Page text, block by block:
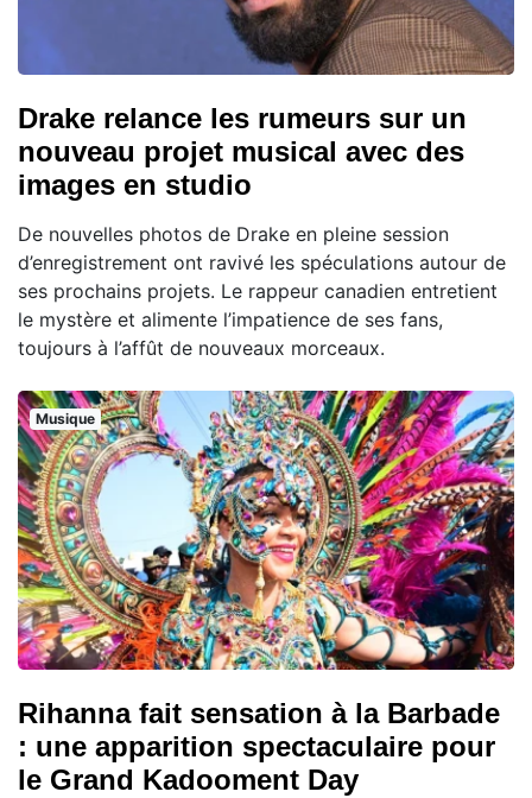
Drake relance les rumeurs sur un
nouveau projet musical avec des
images en studio
De nouvelles photos de Drake en pleine session
d’enregistrement ont ravivé les spéculations autour de
ses prochains projets. Le rappeur canadien entretient
le mystère et alimente l’impatience de ses fans,
toujours à l’affût de nouveaux morceaux.
Musique
Rihanna fait sensation à la Barbade
: une apparition spectaculaire pour
le Grand Kadooment Day